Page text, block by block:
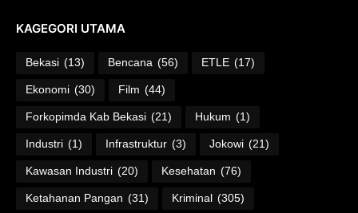
KAGEGORI UTAMA
Bekasi (13) Bencana (56) ETLE (17)
Ekonomi (30) Film (44)
Forkopimda Kab Bekasi (21) Hukum (1)
Industri (1) Infrastruktur (3) Jokowi (21)
Kawasan Industri (20) Kesehatan (76)
Ketahanan Pangan (31) Kriminal (305)